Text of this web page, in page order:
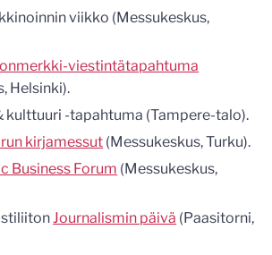
viikko (Messukeskus,
viestintätapahtuma
Helsinki).
kulttuuri -tapahtuma (Tampere-talo).
kirjamessut (Messukeskus, Turku).
Business Forum (Messukeskus,
Journalismin päivä (Paasitorni,